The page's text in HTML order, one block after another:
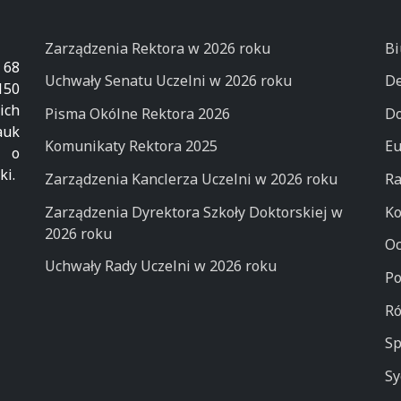
o
Zarządzenia Rektora w 2026 roku
Uchwały Senatu Uczelni w 2026 roku
Pisma Okólne Rektora 2026
Komunikaty Rektora 2025
Zarządzenia Kanclerza Uczelni w 2026 roku
Zarządzenia Dyrektora Szkoły Doktorskiej w
2026 roku
Uchwały Rady Uczelni w 2026 roku